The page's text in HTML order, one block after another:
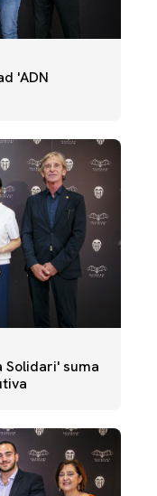
'ADN
Solidari' suma